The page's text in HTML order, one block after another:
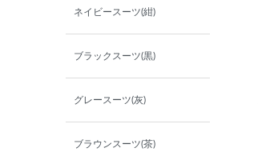
ネイビースーツ(紺)
ブラックスーツ(黒)
グレースーツ(灰)
ブラウンスーツ(茶)